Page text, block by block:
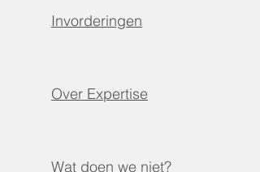
Invorderingen
Over Expertise
Wat doen we niet?